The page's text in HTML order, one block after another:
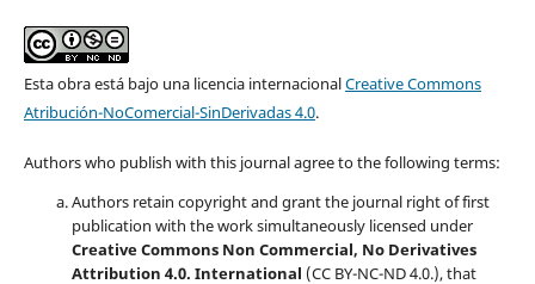
Esta obra está bajo una licencia internacionalCreative Commons
Atribución-NoComercial-SinDerivadas 4.0.
Authors who publish with this journal agree to the following terms:
Authors retain copyright and grant the journal right of first
publication with the work simultaneously licensed under
Creative Commons Non Commercial, No Derivatives
Attribution 4.0. International (CC BY-NC-ND 4.0.), that